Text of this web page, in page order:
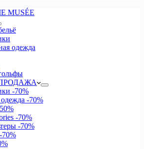
MUSÉE
одежда
-70%
-70%
-70%
-70%
-70%